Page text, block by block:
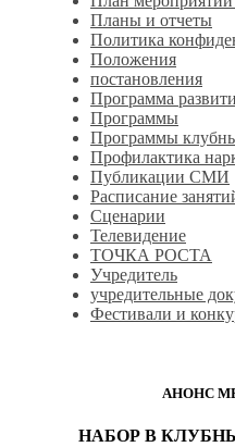
Планы и отчеты
Политика
Положения
постановления
Программа
Программы
Программы
Профилактика
Публикации СМИ
Расписание
Сценарии
Телевидение
ТОЧКА РОСТА
Учредитель
учредительные
Фестивали и
АНОНС
НАБОР В